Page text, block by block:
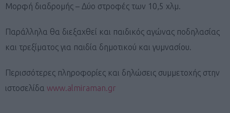
Μορφή διαδρομής – Δύο στροφές των 10,5 χλμ.
Παράλληλα θα διεξαχθεί και παιδικός αγώνας ποδηλασίας
και τρεξίματος για παιδία δημοτικού και γυμνασίου.
Περισσότερες πληροφορίες και δηλώσεις συμμετοχής στην
ιστοσελίδα www.almiraman.gr